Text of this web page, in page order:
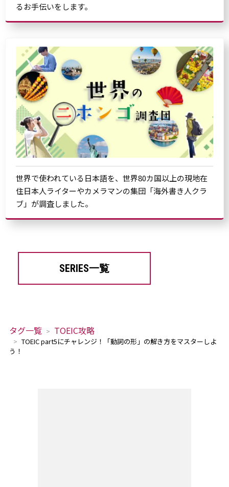
るお手伝いをします。
世界で使われている日本語を、世界80カ国以上の現地在
住日本人ライターやカメラマンの集団「海外書き人クラ
ブ」が調査しました。
SERIES一覧
タグ一覧 TOEIC攻略
TOEIC part5にチャレンジ！「動詞の形」の解き方をマスターしよ
う！